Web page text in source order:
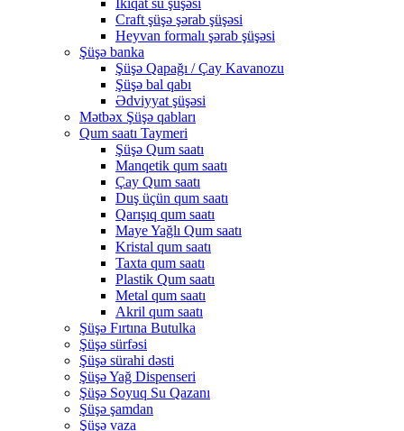
İkiqat su şüşəsi
Craft şüşə şərab şüşəsi
Heyvan formalı şərab şüşəsi
Şüşə banka
Şüşə Qapağı / Çay Kavanozu
Şüşə bal qabı
Ədviyyat şüşəsi
Mətbəx Şüşə qabları
Qum saatı Taymeri
Şüşə Qum saatı
Manqetik qum saatı
Çay Qum saatı
Duş üçün qum saatı
Qarışıq qum saatı
Maye Yağlı Qum saatı
Kristal qum saatı
Taxta qum saatı
Plastik Qum saatı
Metal qum saatı
Akril qum saatı
Şüşə Fırtına Butulka
Şüşə sürfəsi
Şüşə sürahi dəsti
Şüşə Yağ Dispenseri
Şüşə Soyuq Su Qazanı
Şüşə şamdan
Şüşə vaza